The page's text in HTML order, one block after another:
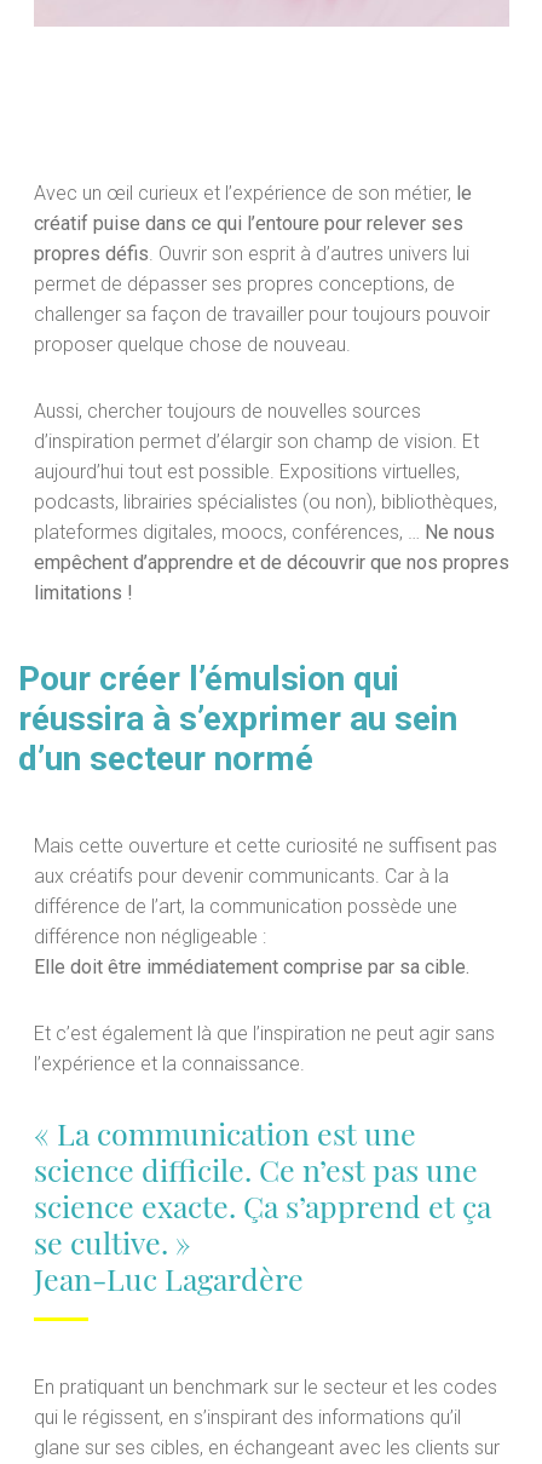
Avec un œil curieux et l’expérience de son métier, le
créatif puise dans ce qui l’entoure pour relever ses
propres défis . Ouvrir son esprit à d’autres univers lui
permet de dépasser ses propres conceptions, de
challenger sa façon de travailler pour toujours pouvoir
proposer quelque chose de nouveau.
Aussi, chercher toujours de nouvelles sources
d’inspiration permet d’élargir son champ de vision. Et
aujourd’hui tout est possible. Expositions virtuelles,
podcasts, librairies spécialistes (ou non), bibliothèques,
plateformes digitales, moocs, conférences, … Ne nous
empêchent d’apprendre et de découvrir que nos propres
limitations !
Pour créer l’émulsion qui
réussira à s’exprimer au sein
d’un secteur normé
Mais cette ouverture et cette curiosité ne suffisent pas
aux créatifs pour devenir communicants. Car à la
différence de l’art, la communication possède une
différence non négligeable :
Elle doit être immédiatement comprise par sa cible.
Et c’est également là que l’inspiration ne peut agir sans
l’expérience et la connaissance.
« La communication est une
science difficile. Ce n’est pas une
science exacte. Ça s’apprend et ça
se cultive. »
Jean-Luc Lagardère
En pratiquant un benchmark sur le secteur et les codes
qui le régissent, en s’inspirant des informations qu’il
glane sur ses cibles, en échangeant avec les clients sur